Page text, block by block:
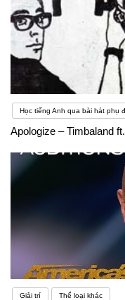
Học tiếng Anh qua bài hát phụ
Apologize – Timbaland
Giải trí Thể loại khác